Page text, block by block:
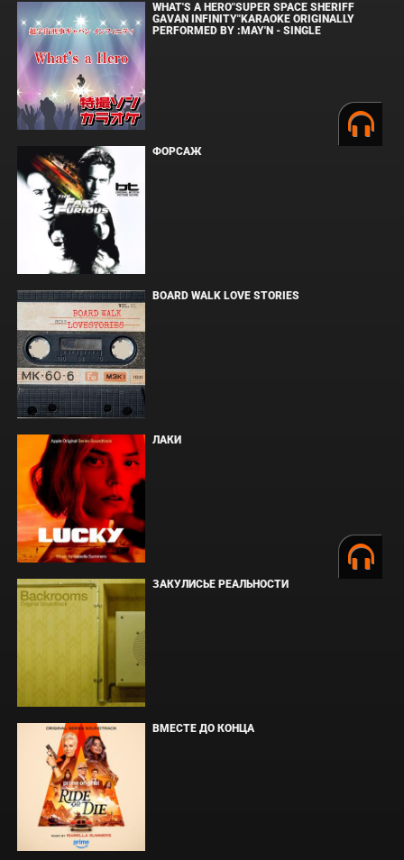
WHAT'S A HERO"SUPER SPACE SHERIFF
GAVAN INFINITY"KARAOKE ORIGINALLY
PERFORMED BY :MAY'N - SINGLE
ФОРСАЖ
BOARD WALK LOVE STORIES
ЛАКИ
ЗАКУЛИСЬЕ РЕАЛЬНОСТИ
ВМЕСТЕ ДО КОНЦА